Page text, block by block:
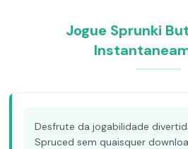
Jogue Sprunki
Desfrute da jogabilidade
Spruced sem quaisquer